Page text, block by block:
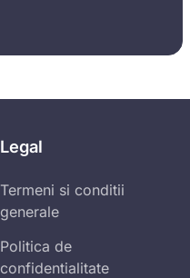
Legal
Termeni si conditii
generale
Politica de
confidentialitate